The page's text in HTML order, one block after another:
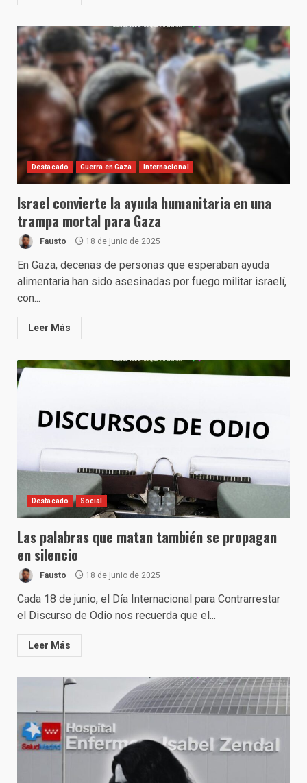
Destacado Guerra en Gaza Internacional
Israel convierte la ayuda humanitaria en una
trampa mortal para Gaza
Fausto 18 de junio de 2025
En Gaza, decenas de personas que esperaban ayuda
alimentaria han sido asesinadas por fuego militar israelí,
con...
Leer Más
Destacado Social
Las palabras que matan también se propagan
en silencio
Fausto 18 de junio de 2025
Cada 18 de junio, el Día Internacional para Contrarrestar
el Discurso de Odio nos recuerda que el...
Leer Más